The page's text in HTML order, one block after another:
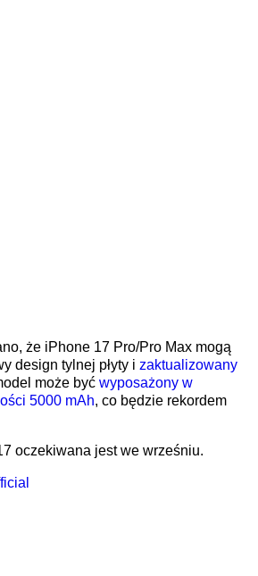
że iPhone 17 Pro/Pro Max mogą
design tylnej płyty i zaktualizowany
może być wyposażony w
5000 mAh, co będzie rekordem
oczekiwana jest we wrześniu.